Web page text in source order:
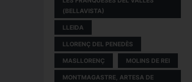
(BELLAVISTA)
LLEIDA
LLORENÇ DEL PENEDÈS
MASLLORENÇ MOLINS DE REI
MONTMAGASTRE, ARTESA DE